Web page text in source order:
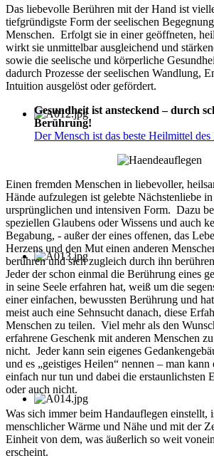
Das liebevolle Berühren mit der Hand ist
tiefgründigste Form der seelischen
Menschen. Erfolgt sie in einer geöffneten,
wirkt sie unmittelbar ausgleichend und
sowie die seelische und körperliche
dadurch Prozesse der seelischen Wandlung,
Intuition ausgelöst oder gefördert.
Gesundheit ist ansteckend – durch
Berührung!
Der Mensch ist das beste Heilmittel des
Einen fremden Menschen in liebevoller,
Hände aufzulegen ist gelebte Nächstenliebe
ursprünglichen und intensiven Form. Dazu
speziellen Glaubens oder Wissens und auch
Begabung, - außer der eines offenen, das
Herzens und den Mut einen anderen
berühren und sich zugleich durch ihn
Jeder der schon einmal die Berührung eines
in seine Seele erfahren hat, weiß um die
einer einfachen, bewussten Berührung und
meist auch eine Sehnsucht danach, diese
Menschen zu teilen. Viel mehr als den
erfahrene Geschenk mit anderen Menschen
nicht. Jeder kann sein eigenes
und es „geistiges Heilen“ nennen – man kann
einfach nur tun und dabei die erstaunlichsten
oder auch nicht.
Was sich immer beim Handauflegen einstellt,
menschlicher Wärme und Nähe und mit der
Einheit von dem, was äußerlich so weit
erscheint.